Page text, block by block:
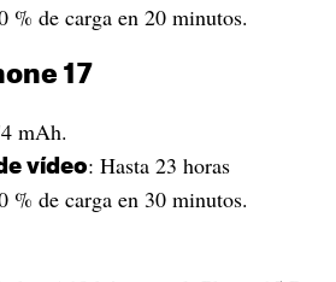
% de carga en 20 minutos.
17
mAh.
vídeo: Hasta 23 horas
% de carga en 30 minutos.